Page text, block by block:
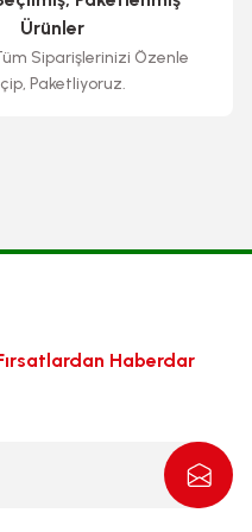
Ürünler
Siparişlerinizi Özenle
Paketliyoruz.
Haberdar